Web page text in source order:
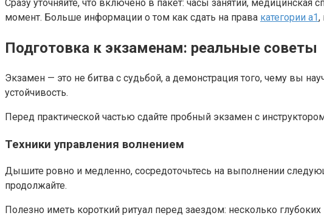
Сразу уточняйте, что включено в пакет: часы занятий,
момент. Больше информации о том как сдать на права категории а1,
Подготовка к экзаменам: реальные советы
Экзамен — это не битва с судьбой, а демонстрация того, чему вы
устойчивость.
Перед практической частью сдайте пробный экзамен с
Техники управления волнением
Дышите ровно и медленно, сосредоточьтесь на выполнении
продолжайте.
Полезно иметь короткий ритуал перед заездом: несколько